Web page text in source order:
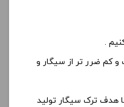
.
و کم ضرر تر از سیگار و
با هدف ترک سیگار تولید